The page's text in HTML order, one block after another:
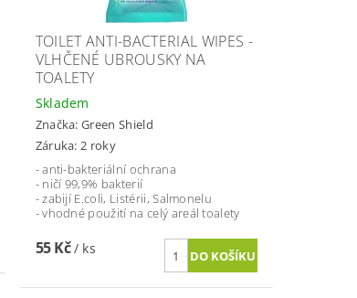
TOILET ANTI-BACTERIAL WIPES -
VLHČENÉ UBROUSKY NA
TOALETY
Skladem
Značka:Green Shield
Záruka: 2 roky
- anti-bakteriální ochrana
- ničí 99,9% bakterií
- zabijí E.coli, Listérii, Salmonelu
- vhodné použití na celý areál toalety
55 Kč/ ks